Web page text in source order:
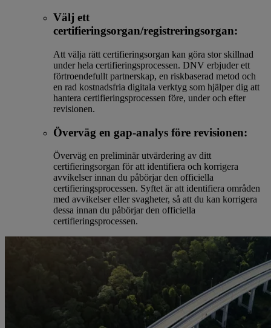
Välj ett
certifieringsorgan/registreringsorgan:
Att välja rätt certifieringsorgan kan göra stor skillnad
under hela certifieringsprocessen. DNV erbjuder ett
förtroendefullt partnerskap, en riskbaserad metod och
en rad kostnadsfria digitala verktyg som hjälper dig att
hantera certifieringsprocessen före, under och efter
revisionen.
Överväg en gap-analys före revisionen:
Överväg en preliminär utvärdering av ditt
certifieringsorgan för att identifiera och korrigera
avvikelser innan du påbörjar den officiella
certifieringsprocessen. Syftet är att identifiera områden
med avvikelser eller svagheter, så att du kan korrigera
dessa innan du påbörjar den officiella
certifieringsprocessen.